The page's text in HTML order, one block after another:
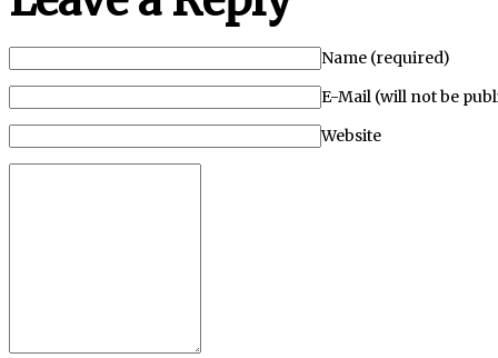
Name (required)
E-Mail (will not be
Website